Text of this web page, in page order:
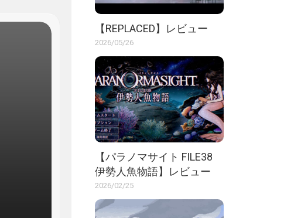
【REPLACED】レビュー
2026/05/26
【パラノマサイト FILE38
伊勢人魚物語】レビュー
2026/02/25